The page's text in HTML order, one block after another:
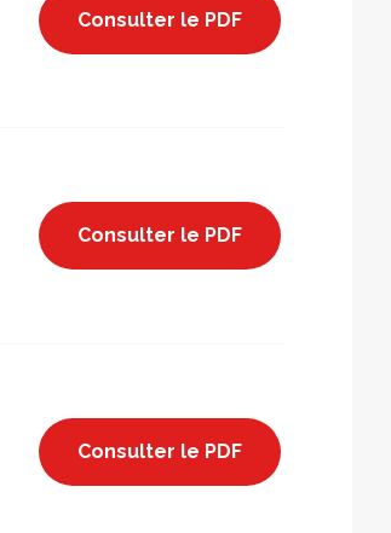
Consulter le PDF
Consulter le PDF
Consulter le PDF